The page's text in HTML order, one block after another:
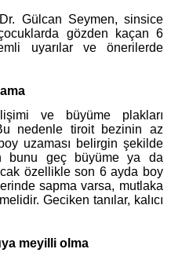
Gülcan Seymen, sinsice
gözden kaçan 6
uyarılar ve önerilerde
ve büyüme plakları
nedenle tiroit bezinin az
uzaması belirgin şekilde
bunu geç büyüme ya da
özellikle son 6 ayda boy
sapma varsa, mutlaka
Geciken tanılar, kalıcı
meyilli olma